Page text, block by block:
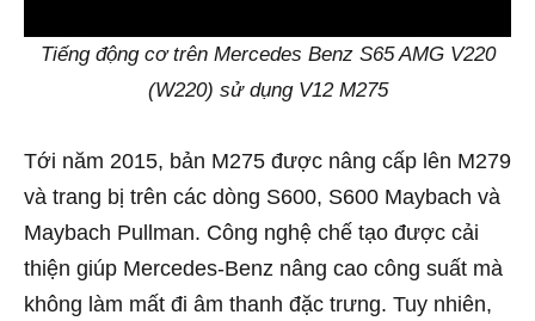
Tiếng động cơ trên Mercedes Benz S65 AMG V220
(W220) sử dụng V12 M275
Tới năm 2015, bản M275 được nâng cấp lên M279
và trang bị trên các dòng S600, S600 Maybach và
Maybach Pullman. Công nghệ chế tạo được cải
thiện giúp Mercedes-Benz nâng cao công suất mà
không làm mất đi âm thanh đặc trưng. Tuy nhiên,